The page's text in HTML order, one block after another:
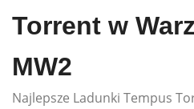
Torrent w
MW2
Najlepsze Ladunki Tempus